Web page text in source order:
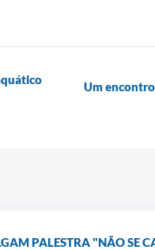
Um
PALESTRA "NÃO SE